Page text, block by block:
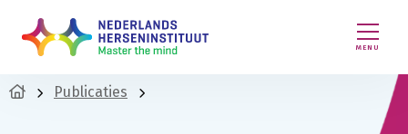
MENU
Publicaties